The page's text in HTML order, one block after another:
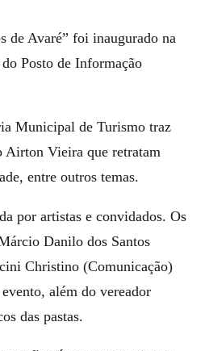
Posto de Informação
Municipal de Turismo traz
Airton Vieira que retratam
entre outros temas.
por artistas e convidados. Os
Danilo dos Santos
Christino (Comunicação)
além do vereador
das pastas.